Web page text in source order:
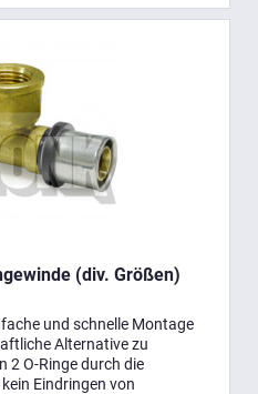
(div. Größen)
und schnelle Montage
Alternative zu
2 O-Ringe durch die
Eindringen von